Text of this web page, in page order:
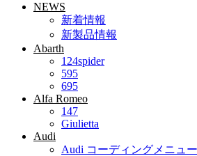
NEWS
新着情報
新製品情報
Abarth
124spider
595
695
Alfa Romeo
147
Giulietta
Audi
Audi コーディングメニュー